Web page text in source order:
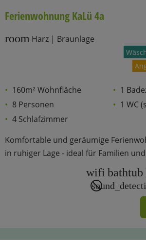
Ferienwohnung KaLü 4a
room Harz | Braunlage
160m² Wohnfläche
8 Personen
4 Schlafzimmer
1
1 WC
Komfortable und geräumige
in ruhiger Lage - ideal für Familien
wifi bathtub